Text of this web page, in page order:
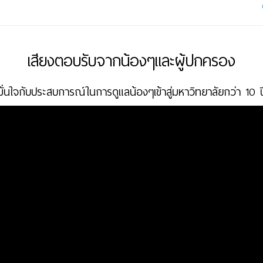
เสียงตอบรับจากน้องๆและผู้ปกครอง
ใจกับประสบการณ์ในการดูแลน้องๆเข้าสู่มหาวิทยาลัยกว่า 10